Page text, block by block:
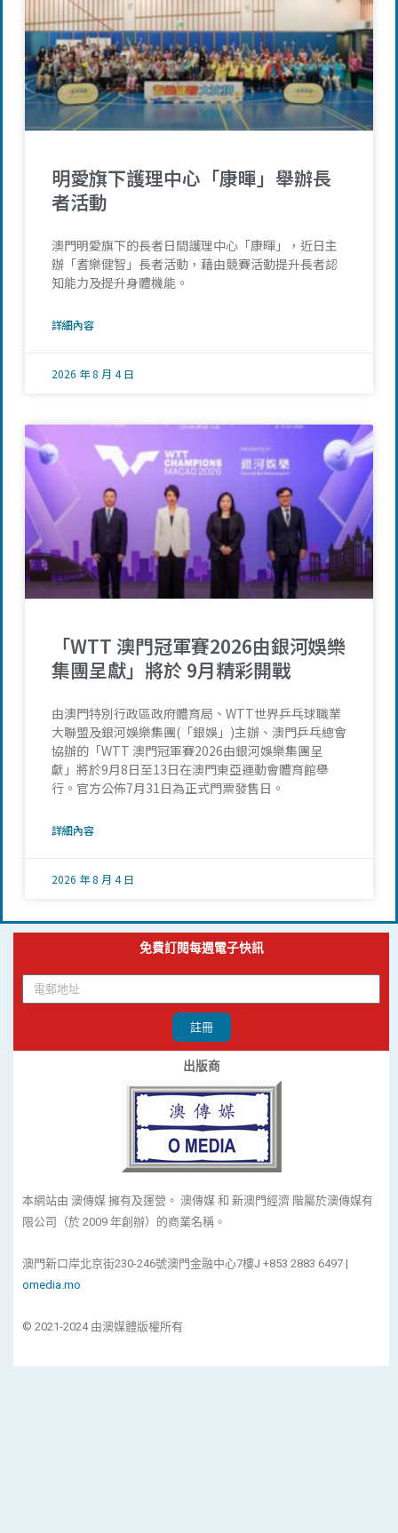
明愛旗下護理中心「康暉」舉辦長
者活動
澳門明愛旗下的長者日間護理中心「康暉」，近日主
辦「耆樂健智」長者活動，藉由競賽活動提升長者認
知能力及提升身體機能。
詳細內容
2026 年 8 月 4 日
「WTT 澳門冠軍賽2026由銀河娛樂
集團呈獻」將於 9月精彩開戰
由澳門特別行政區政府體育局、WTT世界乒乓球職業
大聯盟及銀河娛樂集團(「銀娛」)主辦、澳門乒乓總會
協辦的「WTT 澳門冠軍賽2026由銀河娛樂集團呈
獻」將於9月8日至13日在澳門東亞運動會體育館舉
行。官方公佈7月31日為正式門票發售日。
詳細內容
2026 年 8 月 4 日
免費訂閱每週電子快訊
註冊
出版商
本網站由 澳傳媒 擁有及運營。 澳傳媒 和 新澳門經濟 階屬於澳傳媒有
限公司（於 2009 年創辦）的商業名稱。
澳門新口岸北京街230-246號澳門金融中心7樓J +853 2883 6497 |
omedia.mo
© 2021-2024 由澳媒體版權所有